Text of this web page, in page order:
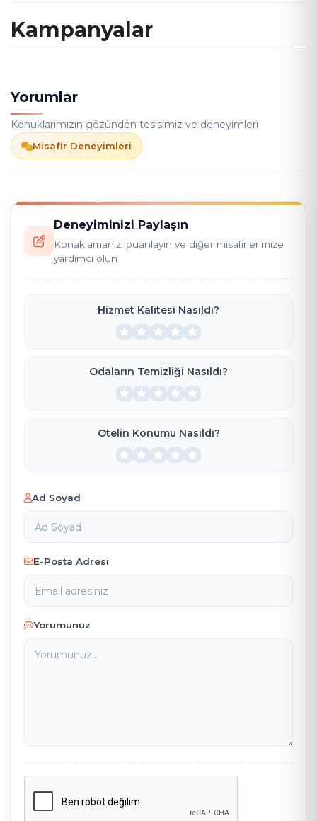
Kampanyalar
Yorumlar
Konuklarımızın gözünden tesisimiz ve deneyimleri
Misafir Deneyimleri
Deneyiminizi Paylaşın
Konaklamanızı puanlayın ve diğer misafirlerimize
yardımcı olun
Hizmet Kalitesi Nasıldı?
Odaların Temizliği Nasıldı?
Otelin Konumu Nasıldı?
Ad Soyad
E-Posta Adresi
Yorumunuz